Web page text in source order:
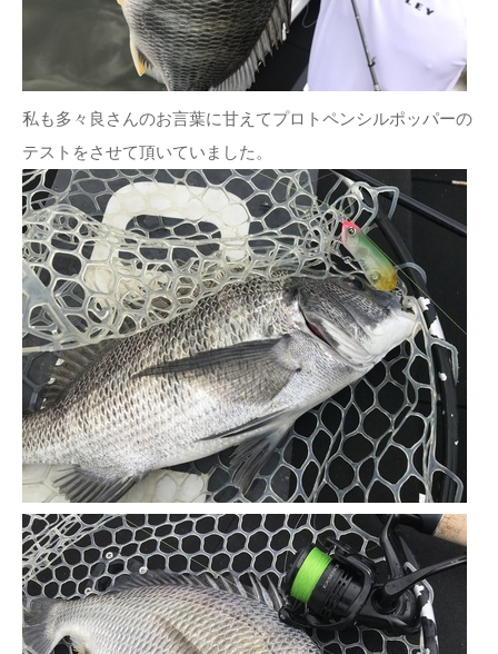
私も多々良さんのお言葉に甘えてプロトペンシルポッパーの
テストをさせて頂いていました。